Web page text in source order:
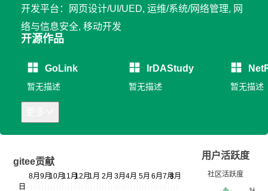
开发平台：网页设计/UI/UED, 运维/系统/网络管理, 网
络与信息安全, 移动开发
开源作品
GoLink
暂无描述
IrDAStudy
暂无描述 暂无描述
gitee贡献
用户活跃度